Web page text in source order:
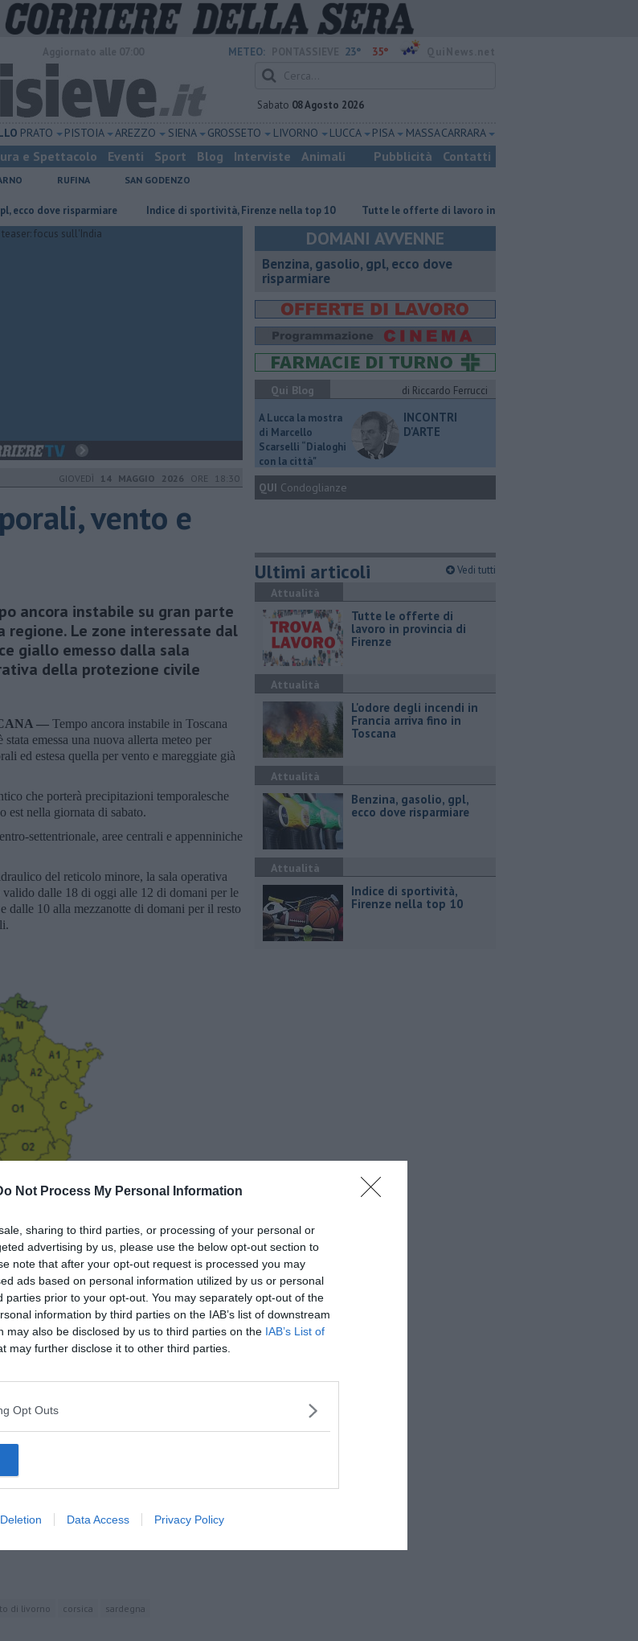
Not Process My Personal Information
sharing to third parties, or processing of your personal or
advertising by us, please use the below opt-out section to
note that after your opt-out request is processed you may
ads based on personal information utilized by us or personal
parties prior to your opt-out. You may separately opt-out of the
information by third parties on the IAB’s list of downstream
may also be disclosed by us to third parties on the IAB’s List of
may further disclose it to other third parties.
Opt Outs
Data Access Privacy Policy
METEO: 23° 35°
Sabato 08 Agosto 2026
PRATO PISTOIA AREZZO SIENA GROSSETO LIVORNO LUCCA PISA MASSA CARRARA
e Spettacolo Eventi Sport Blog Interviste Animali Pubblicità Contatti
RUFINA SAN GODENZO
risparmiare Indice di sportività, Firenze nella top 10 ​Tutte le offerte di lavoro in provincia di Firenze
GIOVEDÌ 14 MAGGIO 2026 ORE 18:30
vento e
ancora instabile su gran parte
regione. Le zone interessate dal
giallo emesso dalla sala
della protezione civile
— Tempo ancora instabile in Toscana
stata emessa una nuova allerta meteo per
ed estesa quella per vento e mareggiate già
che porterà precipitazioni temporalesche
est nella giornata di sabato.
settentrionale, aree centrali e appenniniche
del reticolo minore, la sala operativa
dalle 18 di oggi alle 12 di domani per le
dalle 10 alla mezzanotte di domani per il resto
Toscana
di vento fino a 35 nodi, hanno fermato il
invece regolari gli arrivi e le partenze dei
Newsletter QUInews - ToscanaMedia.
di posta.
di livorno corsica sardegna
DOMANI AVVENNE
​Benzina, gasolio, gpl, ecco dove
risparmiare
Qui Blog
di Riccardo Ferrucci
A Lucca la mostra
di Marcello
Scarselli “Dialoghi
con la città"
INCONTRI
D'ARTE
QUI Condoglianze
Ultimi articoli Vedi tutti
Attualità
​Tutte le offerte di
lavoro in provincia di
Firenze
Attualità
L'odore degli incendi in
Francia arriva fino in
Toscana
Attualità
​Benzina, gasolio, gpl,
ecco dove risparmiare
Attualità
Indice di sportività,
Firenze nella top 10